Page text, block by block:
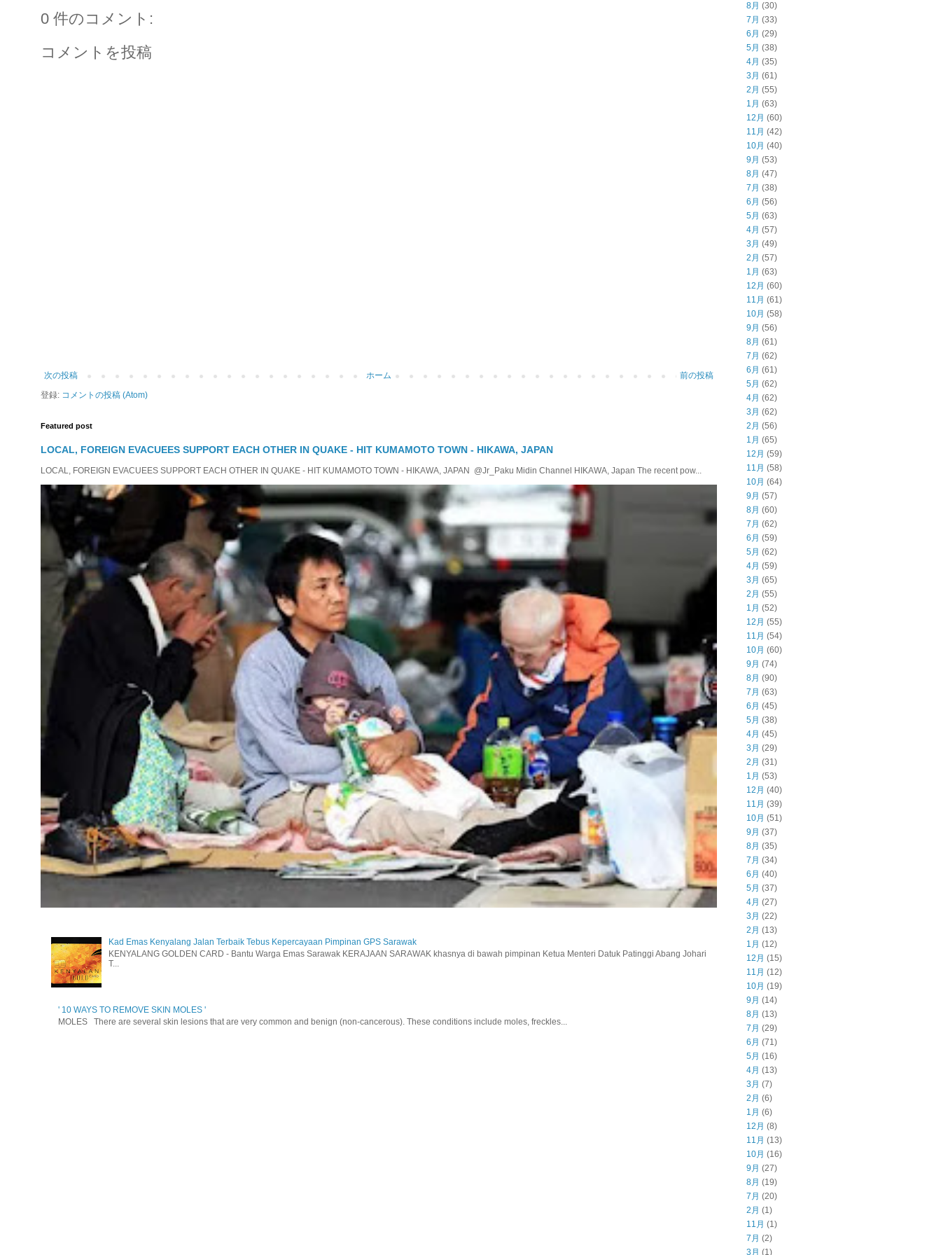
0 件のコメント:
コメントを投稿
次の投稿 前の投稿
ホーム
登録: コメントの投稿 (Atom)
Featured post
LOCAL, FOREIGN EVACUEES SUPPORT EACH OTHER IN QUAKE - HIT KUMAMOTO TOWN - HIKAWA, JAPAN
LOCAL, FOREIGN EVACUEES SUPPORT EACH OTHER IN QUAKE - HIT KUMAMOTO TOWN - HIKAWA, JAPAN @Jr_Paku Midin Channel HIKAWA, Japan The recent pow...
Kad Emas Kenyalang Jalan Terbaik Tebus Kepercayaan Pimpinan GPS Sarawak
KENYALANG GOLDEN CARD - Bantu Warga Emas Sarawak KERAJAAN SARAWAK khasnya di bawah pimpinan Ketua Menteri Datuk Patinggi Abang Johari
T...
' 10 WAYS TO REMOVE SKIN MOLES '
MOLES There are several skin lesions that are very common and benign (non-cancerous). These conditions include moles, freckles...
8月 (30)
7月 (33)
6月 (29)
5月 (38)
4月 (35)
3月 (61)
2月 (55)
1月 (63)
12月 (60)
11月 (42)
10月 (40)
9月 (53)
8月 (47)
7月 (38)
6月 (56)
5月 (63)
4月 (57)
3月 (49)
2月 (57)
1月 (63)
12月 (60)
11月 (61)
10月 (58)
9月 (56)
8月 (61)
7月 (62)
6月 (61)
5月 (62)
4月 (62)
3月 (62)
2月 (56)
1月 (65)
12月 (59)
11月 (58)
10月 (64)
9月 (57)
8月 (60)
7月 (62)
6月 (59)
5月 (62)
4月 (59)
3月 (65)
2月 (55)
1月 (52)
12月 (55)
11月 (54)
10月 (60)
9月 (74)
8月 (90)
7月 (63)
6月 (45)
5月 (38)
4月 (45)
3月 (29)
2月 (31)
1月 (53)
12月 (40)
11月 (39)
10月 (51)
9月 (37)
8月 (35)
7月 (34)
6月 (40)
5月 (37)
4月 (27)
3月 (22)
2月 (13)
1月 (12)
12月 (15)
11月 (12)
10月 (19)
9月 (14)
8月 (13)
7月 (29)
6月 (71)
5月 (16)
4月 (13)
3月 (7)
2月 (6)
1月 (6)
12月 (8)
11月 (13)
10月 (16)
9月 (27)
8月 (19)
7月 (20)
2月 (1)
11月 (1)
7月 (2)
3月 (1)